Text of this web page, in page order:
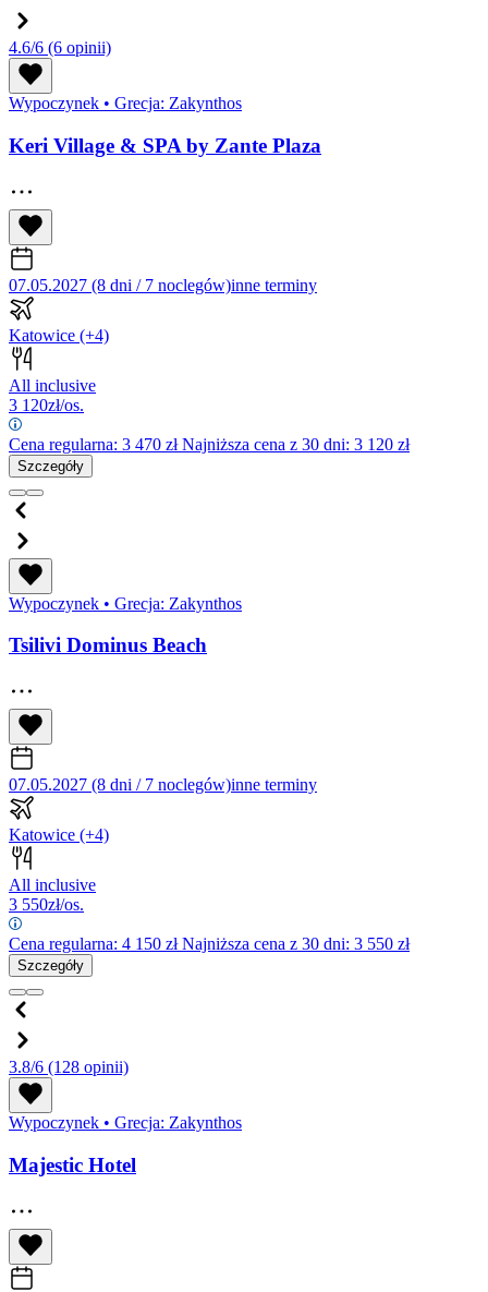
4.6/6 (6 opinii)
Wypoczynek • Grecja: Zakynthos
Keri Village & SPA by Zante Plaza
07.05.2027 (8 dni / 7 noclegów)inne terminy
Katowice (+4)
All inclusive
3 120zł/os.
Cena regularna: 3 470 złNajniższa cena z 30 dni: 3 120 zł
Szczegóły
Wypoczynek • Grecja: Zakynthos
Tsilivi Dominus Beach
07.05.2027 (8 dni / 7 noclegów)inne terminy
Katowice (+4)
All inclusive
3 550zł/os.
Cena regularna: 4 150 złNajniższa cena z 30 dni: 3 550 zł
Szczegóły
3.8/6 (128 opinii)
Wypoczynek • Grecja: Zakynthos
Majestic Hotel